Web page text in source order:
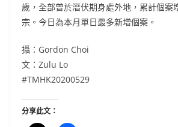
歲，全部曾於潛伏期身處外地，累計個案
宗。今日為本月單日最多新增個案。
攝：Gordon Choi
文：Zulu Lo
#TMHK20200529
分享此文：